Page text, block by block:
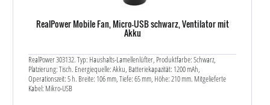
RealPower Mobile Fan, Micro-USB schwarz, Ventilator mit
Akku
RealPower 303132. Typ: Haushalts-Lamellenlüfter, Produktfarbe: Schwarz,
Platzierung: Tisch. Energiequelle: Akku, Batteriekapazität: 1200 mAh,
Operationszeit: 5 h. Breite: 106 mm, Tiefe: 65 mm, Höhe: 210 mm. Mitgelieferte
Kabel: Mikro-USB